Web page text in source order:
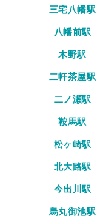
三宅八幡駅
八幡前駅
木野駅
二軒茶屋駅
二ノ瀬駅
鞍馬駅
松ヶ崎駅
北大路駅
今出川駅
烏丸御池駅